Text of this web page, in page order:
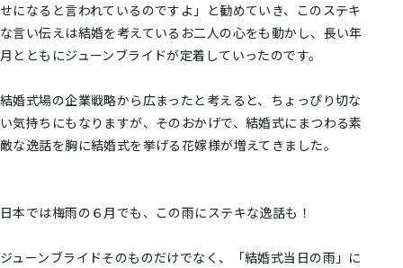
せになると言われているのですよ」と勧めていき、このステキ
な言い伝えは結婚を考えているお二人の心をも動かし、長い年
月とともにジューンブライドが定着していったのです。
結婚式場の企業戦略から広まったと考えると、ちょっぴり切な
い気持ちにもなりますが、そのおかげで、結婚式にまつわる素
敵な逸話を胸に結婚式を挙げる花嫁様が増えてきました。
日本では梅雨の６月でも、この雨にステキな逸話も！
ジューンブライドそのものだけでなく、「結婚式当日の雨」に